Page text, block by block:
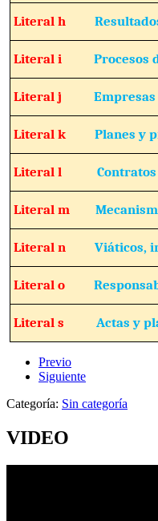
Literal h
Literal iProcesos
Literal j
Literal kPlanes y
Literal l
Literal m
Literal nViáticos,
Literal o
Literal s Actas y
Previo
Siguiente
Categoría: Sin categoría
VIDEO